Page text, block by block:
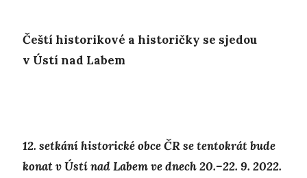
Čeští historikové a historičky se sjedou
v Ústí nad Labem
12. setkání historické obce ČR se tentokrát bude
konat v Ústí nad Labem ve dnech 20.–22. 9. 2022.